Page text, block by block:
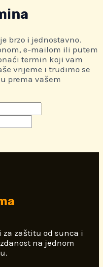
brzo i jednostavno.
e-mailom ili putem
termin koji vam
vrijeme i trudimo se
prema vašem
za zaštitu od sunca i
na jednom